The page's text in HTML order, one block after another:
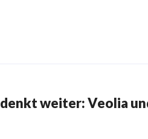
weiter: Veolia